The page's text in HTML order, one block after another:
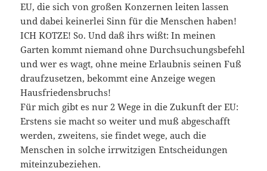
EU, die sich von großen Konzernen leiten lassen
und dabei keinerlei Sinn für die Menschen haben!
ICH KOTZE! So. Und daß ihrs wißt: In meinen
Garten kommt niemand ohne Durchsuchungsbefehl
und wer es wagt, ohne meine Erlaubnis seinen Fuß
draufzusetzen, bekommt eine Anzeige wegen
Hausfriedensbruchs!
Für mich gibt es nur 2 Wege in die Zukunft der EU:
Erstens sie macht so weiter und muß abgeschafft
werden, zweitens, sie findet wege, auch die
Menschen in solche irrwitzigen Entscheidungen
miteinzubeziehen.